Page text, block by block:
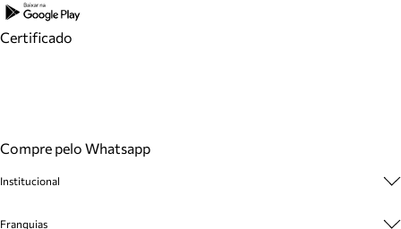
Certificado
Compre pelo Whatsapp
Institucional
Franquias